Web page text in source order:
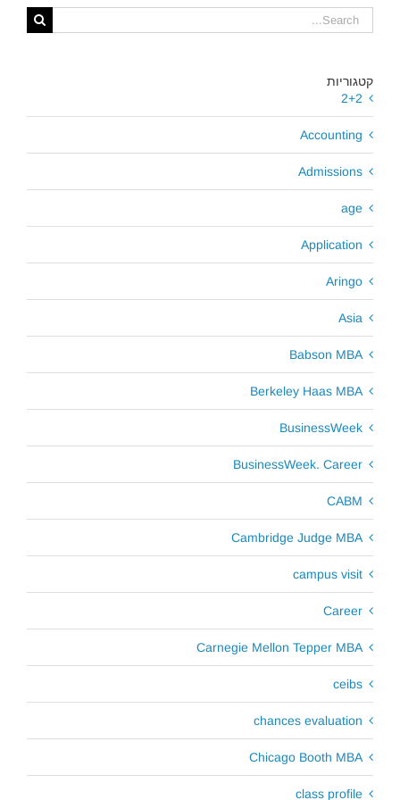
קטגוריות
2+2
Accounting
Admissions
age
Application
Aringo
Asia
Babson MBA
Berkeley Haas MBA
BusinessWeek
BusinessWeek. Career
CABM
Cambridge Judge MBA
campus visit
Career
Carnegie Mellon Tepper MBA
ceibs
chances evaluation
Chicago Booth MBA
class profile